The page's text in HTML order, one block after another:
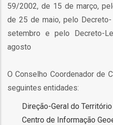
59/2002, de 15 de março,
de 25 de maio, pelo
setembro e pelo Decreto-
agosto
O Conselho Coordenador de
seguintes entidades:
Direção-Geral do Território
Centro de Informação